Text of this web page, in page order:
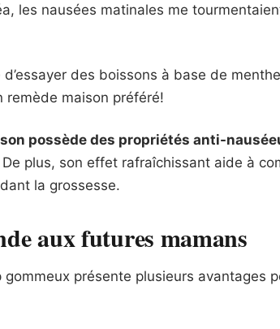
les nausées matinales me
d’essayer des boissons à base de
remède maison préféré!
possède des propriétés anti-
plus, son effet rafraîchissant aide à
la grossesse.
aux futures mamans
présente plusieurs avantages